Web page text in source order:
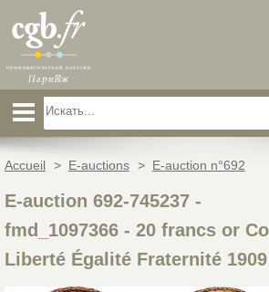
Accueil > E-auctions > E-auction n°692
E-auction 692-745237 -
fmd_1097366- 20 francs or
Liberté Égalité Fraternité